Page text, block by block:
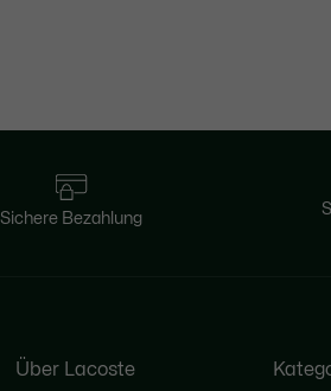
Sichere Bezahlung
Über Lacoste